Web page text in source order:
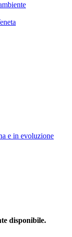
e in evoluzione
disponibile.